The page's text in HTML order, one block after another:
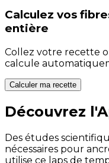
Calculez vos
entière
Collez votre recette
calcule
Calculer ma recette
Découvrez
Des études
nécessaires pour
utilise ce laps de